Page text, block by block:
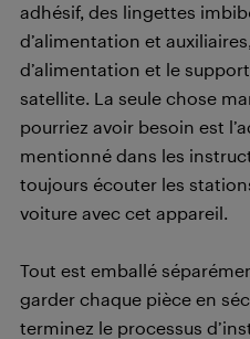
adhésif, des lingettes
d’alimentation et
d’alimentation et le
satellite. La seule chose
pourriez avoir besoin est
mentionné dans les
toujours écouter les
voiture avec cet appareil.
Tout est emballé
garder chaque pièce en
terminez le processus